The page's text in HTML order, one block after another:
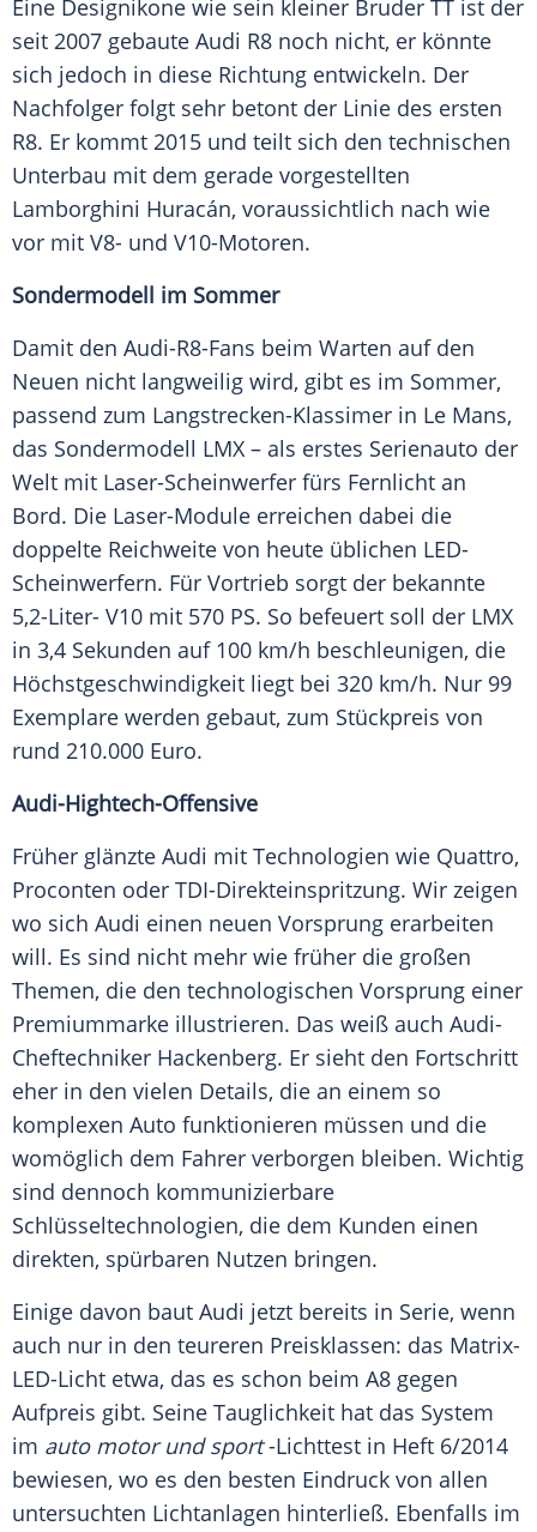
Eine Designikone wie sein kleiner Bruder TT ist der
seit 2007 gebaute Audi R8 noch nicht, er könnte
sich jedoch in diese Richtung entwickeln. Der
Nachfolger folgt sehr betont der Linie des ersten
R8. Er kommt 2015 und teilt sich den technischen
Unterbau mit dem gerade vorgestellten
Lamborghini Huracán, voraussichtlich nach wie
vor mit V8- und V10-Motoren.
Sondermodell im Sommer
Damit den Audi-R8-Fans beim Warten auf den
Neuen nicht langweilig wird, gibt es im Sommer,
passend zum Langstrecken-Klassimer in Le Mans,
das Sondermodell LMX – als erstes Serienauto der
Welt mit Laser-Scheinwerfer fürs Fernlicht an
Bord. Die Laser-Module erreichen dabei die
doppelte Reichweite von heute üblichen LED-
Scheinwerfern. Für Vortrieb sorgt der bekannte
5,2-Liter- V10 mit 570 PS. So befeuert soll der LMX
in 3,4 Sekunden auf 100 km/h beschleunigen, die
Höchstgeschwindigkeit liegt bei 320 km/h. Nur 99
Exemplare werden gebaut, zum Stückpreis von
rund 210.000 Euro.
Audi-Hightech-Offensive
Früher glänzte Audi mit Technologien wie Quattro,
Proconten oder TDI-Direkteinspritzung. Wir zeigen
wo sich Audi einen neuen Vorsprung erarbeiten
will. Es sind nicht mehr wie früher die großen
Themen, die den technologischen Vorsprung einer
Premiummarke illustrieren. Das weiß auch Audi-
Cheftechniker Hackenberg. Er sieht den Fortschritt
eher in den vielen Details, die an einem so
komplexen Auto funktionieren müssen und die
womöglich dem Fahrer verborgen bleiben. Wichtig
sind dennoch kommunizierbare
Schlüsseltechnologien, die dem Kunden einen
direkten, spürbaren Nutzen bringen.
Einige davon baut Audi jetzt bereits in Serie, wenn
auch nur in den teureren Preisklassen: das Matrix-
LED-Licht etwa, das es schon beim A8 gegen
Aufpreis gibt. Seine Tauglichkeit hat das System
im auto motor und sport -Lichttest in Heft 6/2014
bewiesen, wo es den besten Eindruck von allen
untersuchten Lichtanlagen hinterließ. Ebenfalls im